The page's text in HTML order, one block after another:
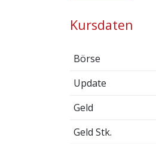
Kursdaten
Börse
Update
Geld
Geld Stk.